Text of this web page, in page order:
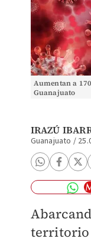
Aumentan a
Guanajuato
IRAZÚ
Guanajuato /
territorio